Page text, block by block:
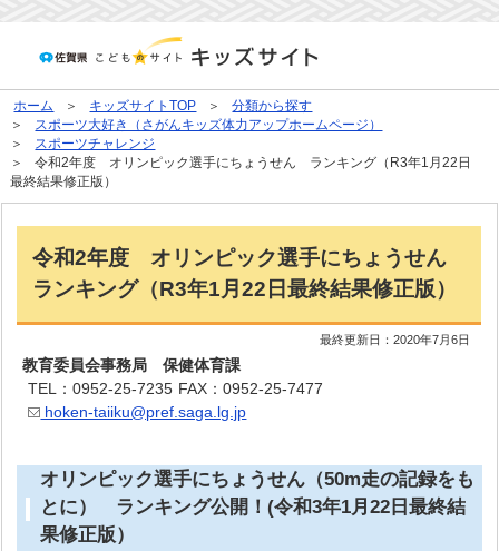
ホーム キッズサイトTOP
分類から探す
スポーツ大好き（さがんキッズ体力アップホームページ）
スポーツチャレンジ
令和2年度 オリンピック選手にちょうせん ランキング（R3年1月22日
最終結果修正版）
令和2年度 オリンピック選手にちょうせん
ランキング（R3年1月22日最終結果修正版）
最終更新日：2020年7月6日
教育委員会事務局 保健体育課
TEL：0952-25-7235 FAX：0952-25-7477
hoken-taiiku@pref.saga.lg.jp
オリンピック選手にちょうせん（50m走の記録をも
とに） ランキング公開！(令和3年1月22日最終結
果修正版）